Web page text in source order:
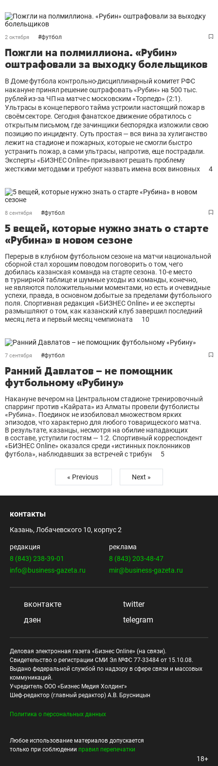
2 октября #футбол
Пожгли на полмиллиона. «Рубин»
оштрафовали за выходку болельщиков
В Доме футбола контрольно-дисциплинарный комитет РФС
накануне принял решение оштрафовать «Рубин» на 500 тыс.
рублей из-за ЧП на матче с московским «Торпедо» (2:1).
Ультрасы в конце первого тайма устроили настоящий пожар в
своём секторе. Сегодня фанатское движение обратилось с
открытым письмом, где зачинщики беспорядка изложили свою
позицию по инциденту. Суть простая — вся вина за хулиганство
лежит на стадионе и пожарных, которые не смогли быстро
устранить пожар, а сами ультрасы, напротив, еще пострадали.
Эксперты «БИЗНЕС Online» призывают решать проблему
жесткими методами и требуют назвать имена всех виновных
4
8 сентября #футбол
5 вещей, которые нужно знать о старте
«Рубина» в новом сезоне
Перерыв в клубном футбольном сезоне на матчи национальной
сборной стал хорошим поводом поговорить о том, чего
добилась казанская команда на старте сезона. 10-е место
в турнирной таблице и шумные уходы из команды, конечно,
не являются положительными моментами, но есть и очевидные
успехи, правда, в основном добытые за пределами футбольного
поля. Спортивная редакция «БИЗНЕС Online» и ее эксперты
размышляют о том, как казанский клуб завершил последний
месяц лета и первый месяц чемпионата
10
7 сентября #футбол
Ранний Давлатов – не помощник
футбольному «Рубину»
Накануне вечером на Центральном стадионе тренировочный
спарринг против «Кайрата» из Алматы провели футболисты
«Рубина». Поединок не изобиловал множеством ярких
эпизодов, что характерно для любого товарищеского матча.
В результате, казанцы, несмотря на обилие нападающих
в составе, уступили гостям — 1:2. Спортивный корреспондент
«БИЗНЕС Online» оказался среди «истинных поклонников
футбола», наблюдавших за встречей с трибун
5
« Previous Next »
контакты
Казань, Лобачевского 10, корпус 2
редакция
8 (843) 238-39-01
info@business-gazeta.ru
реклама
8 (843) 203-48-47
mir@business-gazeta.ru
вконтакте
twitter
дзен
telegram
Деловая электронная газета «Бизнес Online» (на связи).
Свидетельство о регистрации СМИ Эл №ФС 77-33484 от 15.10.08.
Выдано федеральной службой по надзору в сфере связи и массовых
коммуникаций.
Учредитель ООО «Бизнес Медия Холдинг»
Шеф-редактор (главный редактор) А.В. Брусницын
Политика о персональных данных
Любое использование материалов допускается
только при соблюдении правил перепечатки
18+